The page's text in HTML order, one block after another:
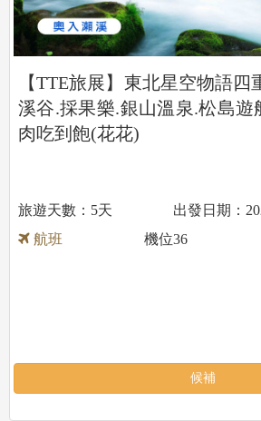
【TTE旅展】東北星空物語四
溪谷.採果樂.銀山溫泉.松島遊
肉吃到飽(花花)
5天
航班
機位36
候補